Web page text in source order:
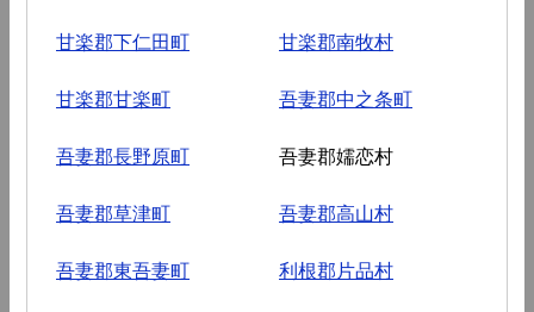
甘楽郡下仁田町 甘楽郡南牧村
甘楽郡甘楽町 吾妻郡中之条町
吾妻郡長野原町 吾妻郡嬬恋村
吾妻郡草津町 吾妻郡高山村
吾妻郡東吾妻町 利根郡片品村